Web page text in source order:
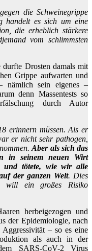
die Schweinegrippe
handelt es sich um eine
die erheblich stärkere
vom schlimmsten
Drosten damals mit
Grippe aufwarten und
nämlich sein eigenes –
denn Massentests so
durch Autor
erinnern müssen. Als er
er nicht sehr pathogen,
Aber als sich das
in seinem neuen Wirt
und tötete, wie wir alle
der ganzen Welt. Dies
will ein großes Risiko
herbeigezogen und
der Epidemiologie, nach
– so es eine
als auch in der
SARS-CoV-2 Virus